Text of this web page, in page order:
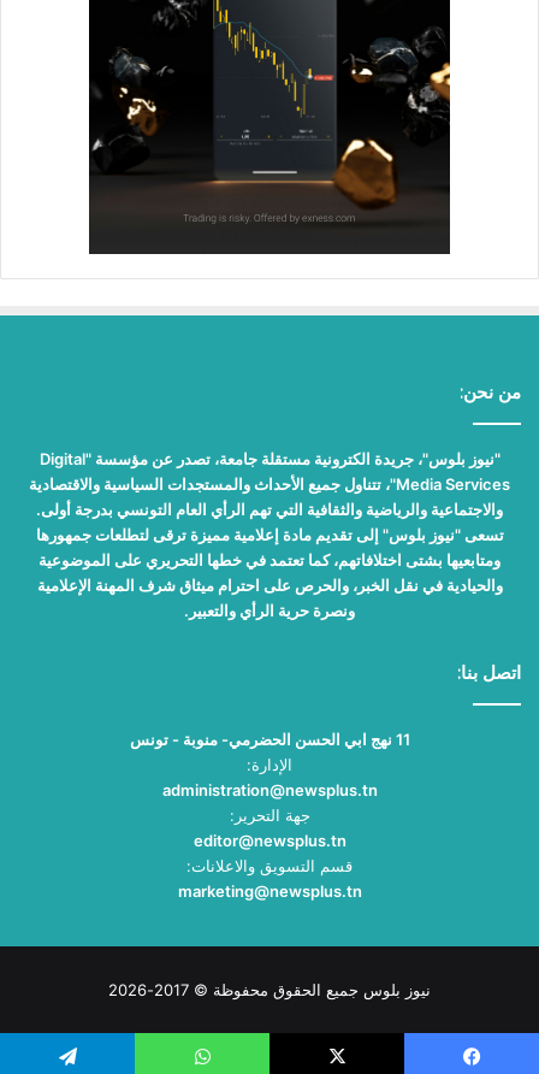
من نحن:
"نيوز بلوس"، جريدة الكترونية مستقلة جامعة، تصدر عن مؤسسة "Digital
Media Services"، تتناول جميع الأحداث والمستجدات السياسية والاقتصادية
والاجتماعية والرياضية والثقافية التي تهم الرأي العام التونسي بدرجة أولى.
تسعى "نيوز بلوس" إلى تقديم مادة إعلامية مميزة ترقى لتطلعات جمهورها
ومتابعيها بشتى اختلافاتهم، كما تعتمد في خطها التحريري على الموضوعية
والحيادية في نقل الخبر، والحرص على احترام ميثاق شرف المهنة الإعلامية
ونصرة حرية الرأي والتعبير.
اتصل بنا:
11 نهج ابي الحسن الحضرمي- منوبة - تونس
الإدارة:
administration@newsplus.tn
جهة التحرير:
editor@newsplus.tn
قسم التسويق والاعلانات:
marketing@newsplus.tn
نيوز بلوس جميع الحقوق محفوظة © 2017-2026